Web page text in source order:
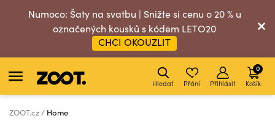
Numoco: Šaty na svatbu | Snižte si cenu o 20 % u
označených kousků s kódem LETO20
CHCI OKOUZLIT
Hledat Přání Přihlásit Košík
0
ZOOT.cz Home